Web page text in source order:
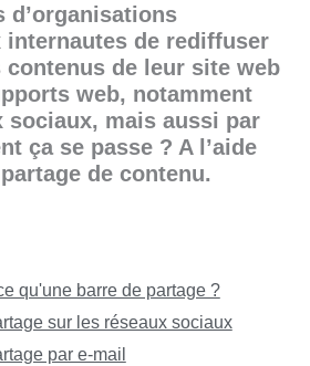
d’organisations
internautes de rediffuser
contenus de leur site web
web, notamment
sociaux, mais aussi par
ça se passe ? A l’aide
de contenu.
qu'une barre de partage ?
sur les réseaux sociaux
par e-mail